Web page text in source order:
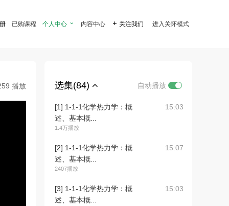
已购课程 个人中心  内容中心  关注我们 进入关怀模式
播放 选集(84) 自动播放
[1] 1-1-1化学热力学：概
述、基本概...
1.4万播放
15:03
[2] 1-1-1化学热力学：概
述、基本概...
2407播放
15:07
[3] 1-1-1化学热力学：概
述、基本概...
15:03